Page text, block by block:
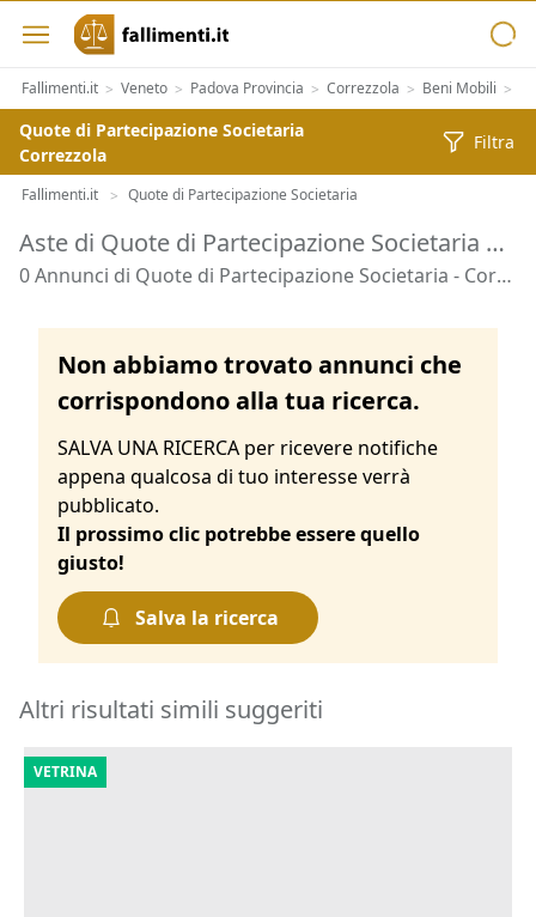
Fallimenti.it > Veneto > Padova Provincia > Correzzola > Beni Mobili >
Quote di Partecipazione Societaria
Correzzola
Filtra
Fallimenti.it > Quote di Partecipazione Societaria
Aste di Quote di Partecipazione Societaria Correzzola
0 Annunci di Quote di Partecipazione Societaria - Correzzola
Non abbiamo trovato annunci che
corrispondono alla tua ricerca.
SALVA UNA RICERCA per ricevere notifiche
appena qualcosa di tuo interesse verrà
pubblicato.
Il prossimo clic potrebbe essere quello
giusto!
Salva la ricerca
Altri risultati simili suggeriti
VETRINA